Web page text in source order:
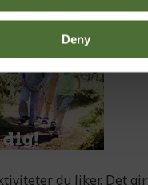
Deny
du liker. Det